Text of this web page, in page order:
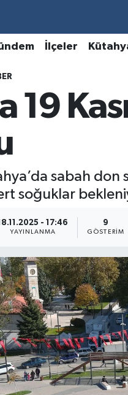
İlçeler
19
sabah don
soğuklar
18.11.2025 - 17:46
YAYINLANMA
9
GÖSTERIM